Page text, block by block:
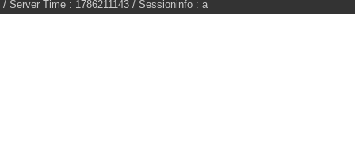
/ Server Time : 1786211143 / Sessioninfo : a